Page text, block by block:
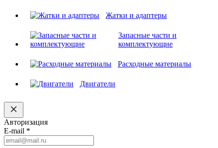
Жатки и адаптеры
Запасные части и
комплектующие
Расходные материалы
Двигатели
Авторизация
E-mail *